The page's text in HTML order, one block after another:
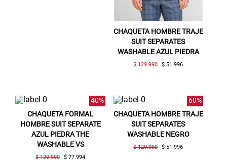
CHAQUETA HOMBRE TRAJE
SUIT SEPARATES
WASHABLE AZUL PIEDRA
$ 129.990 $ 51.996
40%
CHAQUETA FORMAL
HOMBRE SUIT SEPARATE
AZUL PIEDRA THE
WASHABLE VS
$ 129.990 $ 77.994
60%
CHAQUETA HOMBRE TRAJE
SUIT SEPARATES
WASHABLE NEGRO
$ 129.990 $ 51.996